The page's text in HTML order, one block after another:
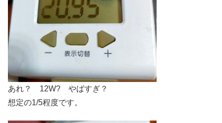
あれ？ 12W? やばすぎ？
想定の1/5程度です。